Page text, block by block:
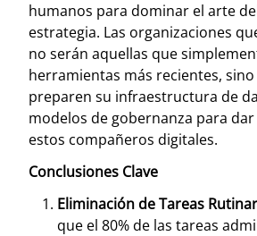
humanos para dominar el arte
estrategia. Las organizaciones
no serán aquellas que
herramientas más recientes,
preparen su infraestructura de
modelos de gobernanza para
estos compañeros digitales.
Conclusiones Clave
Eliminación de Tareas
que el 80% de las tareas